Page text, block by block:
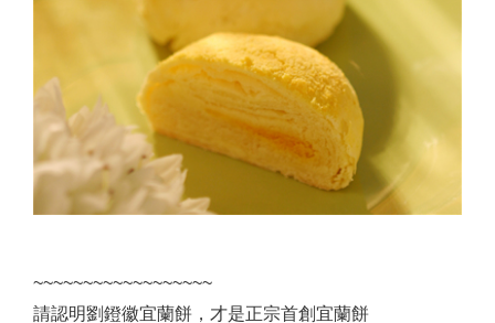
~~~~~~~~~~~~~~~~~~
請認明劉鐙徽宜蘭餅，才是正宗首創宜蘭餅